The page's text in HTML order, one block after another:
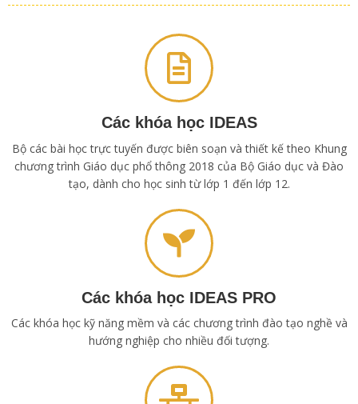
Các khóa học IDEAS
Bộ các bài học trực tuyến được biên soạn và thiết kế theo Khung
chương trình Giáo dục phổ thông 2018 của Bộ Giáo dục và Đào
tạo, dành cho học sinh từ lớp 1 đến lớp 12.
Các khóa học IDEAS PRO
Các khóa học kỹ năng mềm và các chương trình đào tạo nghề và
hướng nghiệp cho nhiều đối tượng.